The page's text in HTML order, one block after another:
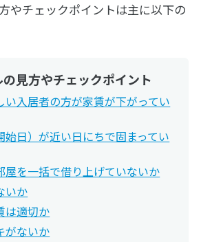
やチェックポイントは主に以下の
見方やチェックポイント
い入居者の方が家賃が下がってい
始日）が近い日にちで固まってい
屋を一括で借り上げていないか
いか
は適切か
がないか